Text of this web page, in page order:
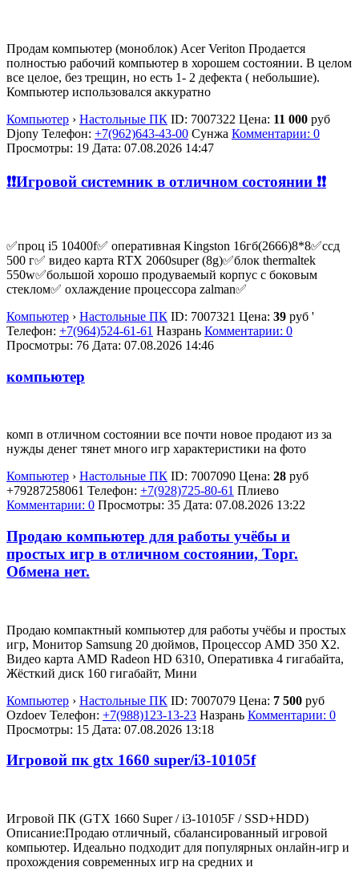
Продам компьютер (моноблок) Acer Veriton Продается
полностью рабочий компьютер в хорошем состоянии. В целом
все целое, без трещин, но есть 1- 2 дефекта ( небольшие).
Компьютер использовался аккуратно
Компьютер › Настольные ПК ID: 7007322 Цена: 11 000 руб
Djony Телефон: +7(962)643-43-00 Сунжа Комментарии: 0
Просмотры: 19 Дата: 07.08.2026 14:47
❗❗Игровой системник в отличном состоянии ❗❗
✅проц i5 10400f✅ оперативная Kingston 16гб(2666)8*8✅ссд
500 г✅ видео карта RTX 2060super (8g)✅блок thermaltek
550w✅большой хорошо продуваемый корпус с боковым
стеклом✅ охлаждение процессора zalman✅
Компьютер › Настольные ПК ID: 7007321 Цена: 39 руб '
Телефон: +7(964)524-61-61 Назрань Комментарии: 0
Просмотры: 76 Дата: 07.08.2026 14:46
компьютер
комп в отличном состоянии все почти новое продают из за
нужды денег тянет много игр характеристики на фото
Компьютер › Настольные ПК ID: 7007090 Цена: 28 руб
+79287258061 Телефон: +7(928)725-80-61 Плиево
Комментарии: 0 Просмотры: 35 Дата: 07.08.2026 13:22
Продаю компьютер для работы учёбы и
простых игр в отличном состоянии, Торг.
Обмена нет.
Продаю компактный компьютер для работы учёбы и простых
игр, Монитор Samsung 20 дюймов, Процессор AMD 350 X2.
Видео карта AMD Radeon HD 6310, Оперативка 4 гигабайта,
Жёсткий диск 160 гигабайт, Мини
Компьютер › Настольные ПК ID: 7007079 Цена: 7 500 руб
Ozdoev Телефон: +7(988)123-13-23 Назрань Комментарии: 0
Просмотры: 15 Дата: 07.08.2026 13:18
Игровой пк gtx 1660 super/i3-10105f
Игровой ПК (GTX 1660 Super / i3-10105F / SSD+HDD)
Описание:Продаю отличный, сбалансированный игровой
компьютер. Идеально подходит для популярных онлайн-игр и
прохождения современных игр на средних и